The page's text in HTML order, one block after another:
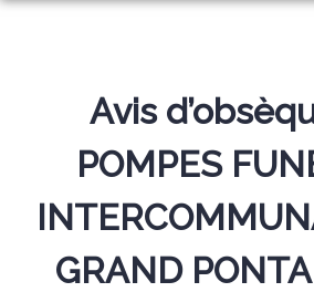
PLAQUES ET ARTICLES FUNÉRAIRES
NOTRE AGENCE
ESPACES HOMMAGES
BLOG
Avis
POMPES
GRAND